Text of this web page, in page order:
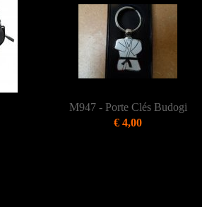
M947 - Porte Clés Budogi
€ 4,00